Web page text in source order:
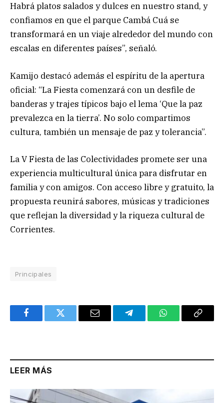
Habrá platos salados y dulces en nuestro stand, y
confiamos en que el parque Cambá Cuá se
transformará en un viaje alrededor del mundo con
escalas en diferentes países”, señaló.
Kamijo destacó además el espíritu de la apertura
oficial: “La Fiesta comenzará con un desfile de
banderas y trajes típicos bajo el lema ‘Que la paz
prevalezca en la tierra’. No solo compartimos
cultura, también un mensaje de paz y tolerancia”.
La V Fiesta de las Colectividades promete ser una
experiencia multicultural única para disfrutar en
familia y con amigos. Con acceso libre y gratuito, la
propuesta reunirá sabores, músicas y tradiciones
que reflejan la diversidad y la riqueza cultural de
Corrientes.
Principales
FacebookTwitter Email TelegramWhatsAppCopy
LEER MÁS